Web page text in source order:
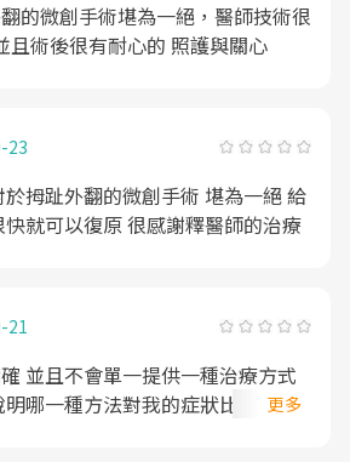
的微創手術堪為一絕，醫師技術很
且術後很有耐心的 照護與關心
23
拇趾外翻的微創手術 堪為一絕 給
就可以復原 很感謝釋醫師的治療
21
並且不會單一提供一種治療方式
哪一種方法對我的症狀比較有幫
更多